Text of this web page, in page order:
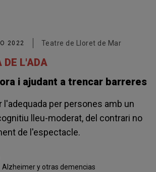
2022 Teatre de Lloret de Mar
DE L'ADA
i ajudant a trencar barreres
l'adequada per persones amb un
lleu-moderat, del contrari no
de l'espectacle.
Alzheimer y otras demencias